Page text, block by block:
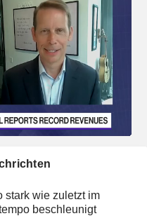
stark wie zuletzt im
beschleunigt